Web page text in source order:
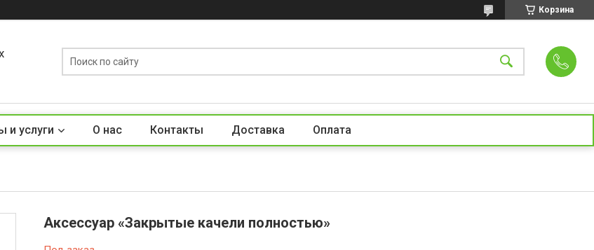
Корзина
и услуги О нас Контакты Доставка Оплата
Аксессуар «Закрытые качели полностью»